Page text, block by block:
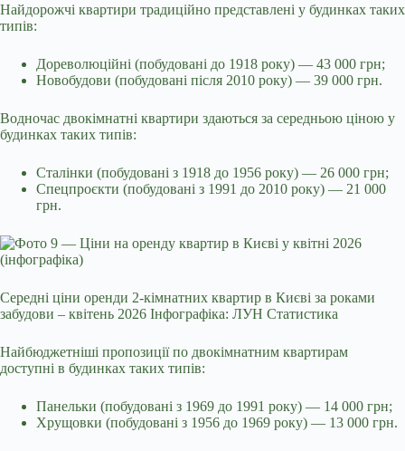
Найдорожчі квартири традиційно представлені у будинках таких
типів:
Дореволюційні (побудовані до 1918 року) — 43 000 грн;
Новобудови (побудовані після 2010 року) — 39 000 грн.
Водночас двокімнатні квартири здаються за середньою ціною у
будинках таких типів:
Сталінки (побудовані з 1918 до 1956 року) — 26 000 грн;
Спецпроєкти (побудовані з 1991 до 2010 року) — 21 000
грн.
Середні ціни оренди 2-кімнатних квартир в Києві за роками
забудови – квітень 2026 Інфографіка: ЛУН Статистика
Найбюджетніші пропозиції по двокімнатним квартирам
доступні в будинках таких типів:
Панельки (побудовані з 1969 до 1991 року) — 14 000 грн;
Хрущовки (побудовані з 1956 до 1969 року) — 13 000 грн.